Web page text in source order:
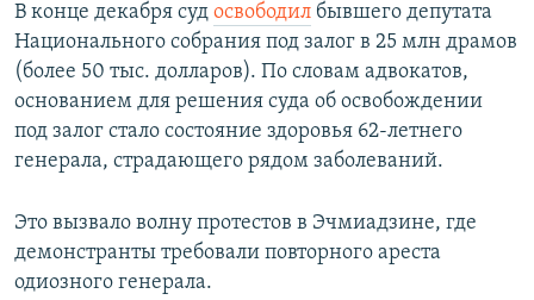
В конце декабря суд освободил бывшего депутата
Национального собрания под залог в 25 млн драмов
(более 50 тыс. долларов). По словам адвокатов,
основанием для решения суда об освобождении
под залог стало состояние здоровья 62-летнего
генерала, страдающего рядом заболеваний.
Это вызвало волну протестов в Эчмиадзине, где
демонстранты требовали повторного ареста
одиозного генерала.